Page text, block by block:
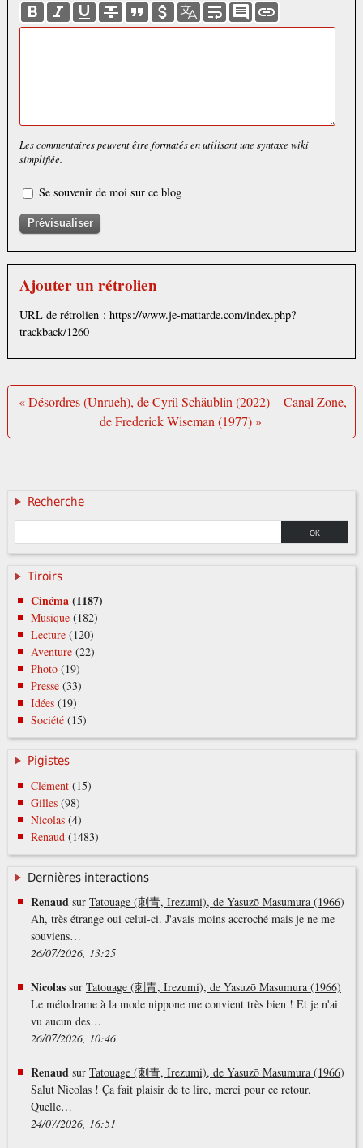
Les commentaires peuvent être formatés en utilisant une syntaxe wiki
simplifiée.
Se souvenir de moi sur ce blog
Ajouter un rétrolien
URL de rétrolien : https://www.je-mattarde.com/index.php?
trackback/1260
« Désordres (Unrueh), de Cyril Schäublin (2022) - Canal Zone,
de Frederick Wiseman (1977) »
Recherche
Tiroirs
Cinéma(1187)
Musique (182)
Lecture (120)
Aventure (22)
Photo (19)
Presse (33)
Idées (19)
Société (15)
Pigistes
Clément(15)
Gilles(98)
Nicolas(4)
Renaud(1483)
Dernières interactions
Renaudsur Tatouage (刺青, Irezumi), de Yasuzō Masumura (1966)
Ah, très étrange oui celui-ci. J'avais moins accroché mais je ne me
souviens…
26/07/2026, 13:25
Nicolassur Tatouage (刺青, Irezumi), de Yasuzō Masumura (1966)
Le mélodrame à la mode nippone me convient très bien ! Et je n'ai
vu aucun des…
26/07/2026, 10:46
Renaudsur Tatouage (刺青, Irezumi), de Yasuzō Masumura (1966)
Salut Nicolas ! Ça fait plaisir de te lire, merci pour ce retour.
Quelle…
24/07/2026, 16:51